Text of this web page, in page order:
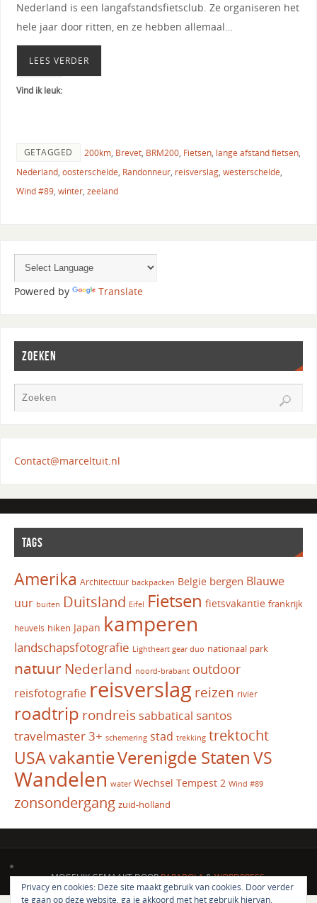
Nederland is een langafstandsfietsclub. Ze organiseren het
hele jaar door ritten, en ze hebben allemaal…
LEES VERDER
Vind ik leuk:
GETAGGED 200km, Brevet, BRM200, Fietsen, lange afstand fietsen,
Nederland, oosterschelde, Randonneur, reisverslag, westerschelde,
Wind #89, winter, zeeland
Powered by Translate
ZOEKEN
Contact@marceltuit.nl
TAGS
Amerika Architectuur backpacken Belgie bergen Blauwe
uur buiten Duitsland Eifel Fietsen fietsvakantie frankrijk
heuvels hiken Japan kamperen
landschapsfotografie Lightheart gear duo nationaal park
natuur Nederland noord-brabant outdoor
reisfotografie reisverslag reizen rivier
roadtrip rondreis sabbatical santos
travelmaster 3+ schemering stad trekking trektocht
USAvakantieVerenigde StatenVS
Wandelen water Wechsel Tempest 2 Wind #89
zonsondergang zuid-holland
MOGELIJK GEMAAKT DOORPARABOLA&WORDPRESS.
Privacy en cookies: Deze site maakt gebruik van cookies. Door verder
te gaan op deze website, ga je akkoord met het gebruik hiervan.